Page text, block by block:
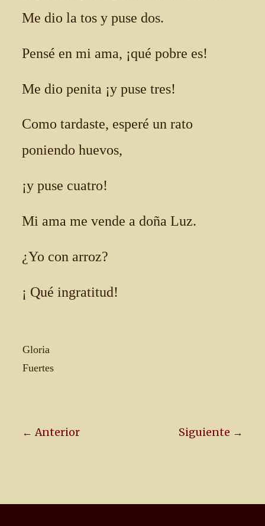
Me dio la tos y puse dos.
Pensé en mi ama, ¡qué pobre es!
Me dio penita ¡y puse tres!
Como tardaste, esperé un rato
poniendo huevos,
¡y puse cuatro!
Mi ama me vende a doña Luz.
¿Yo con arroz?
¡ Qué ingratitud!
Gloria
Fuertes
← Anterior Siguiente →